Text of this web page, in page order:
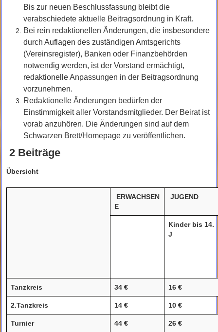
Bis zur neuen Beschlussfassung bleibt die
verabschiedete aktuelle Beitragsordnung in Kraft.
Bei rein redaktionellen Änderungen, die insbesondere
durch Auflagen des zuständigen Amtsgerichts
(Vereinsregister), Banken oder Finanzbehörden
notwendig werden, ist der Vorstand ermächtigt,
redaktionelle Anpassungen in der Beitragsordnung
vorzunehmen.
Redaktionelle Änderungen bedürfen der
Einstimmigkeit aller Vorstandsmitglieder. Der Beirat ist
vorab anzuhören. Die Änderungen sind auf dem
Schwarzen Brett/Homepage zu veröffentlichen.
2 Beiträge
Übersicht
ERWACHSEN
E
JUGEND
Kinder bis 14.
J
Tanzkreis 34 € 16 €
2.Tanzkreis 14 € 10 €
Turnier 44 € 26 €